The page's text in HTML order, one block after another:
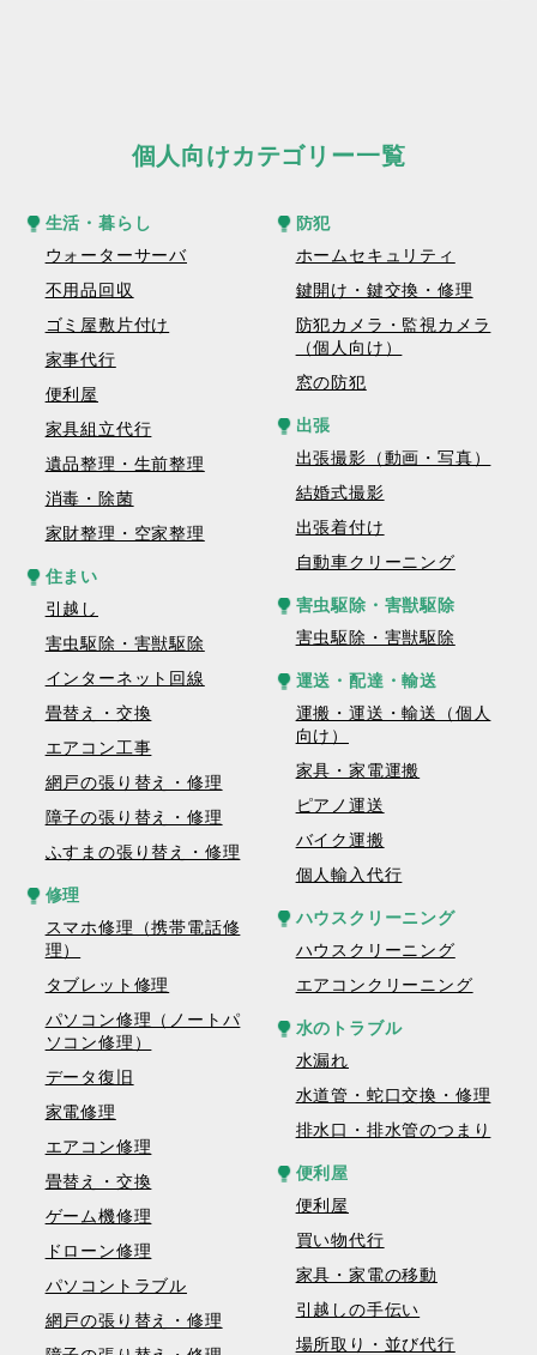
個人向けカテゴリー一覧
生活・暮らし
ウォーターサーバ
不用品回収
ゴミ屋敷片付け
家事代行
便利屋
家具組立代行
遺品整理・生前整理
消毒・除菌
家財整理・空家整理
住まい
引越し
害虫駆除・害獣駆除
インターネット回線
畳替え・交換
エアコン工事
網戸の張り替え・修理
障子の張り替え・修理
ふすまの張り替え・修理
修理
スマホ修理（携帯電話修
理）
タブレット修理
パソコン修理（ノートパ
ソコン修理）
データ復旧
家電修理
エアコン修理
畳替え・交換
ゲーム機修理
ドローン修理
パソコントラブル
網戸の張り替え・修理
防犯
ホームセキュリティ
鍵開け・鍵交換・修理
防犯カメラ・監視カメラ
（個人向け）
窓の防犯
出張
出張撮影（動画・写真）
結婚式撮影
出張着付け
自動車クリーニング
害虫駆除・害獣駆除
害虫駆除・害獣駆除
運送・配達・輸送
運搬・運送・輸送（個人
向け）
家具・家電運搬
ピアノ運送
バイク運搬
個人輸入代行
ハウスクリーニング
ハウスクリーニング
エアコンクリーニング
水のトラブル
水漏れ
水道管・蛇口交換・修理
排水口・排水管のつまり
便利屋
便利屋
買い物代行
家具・家電の移動
引越しの手伝い
場所取り・並び代行